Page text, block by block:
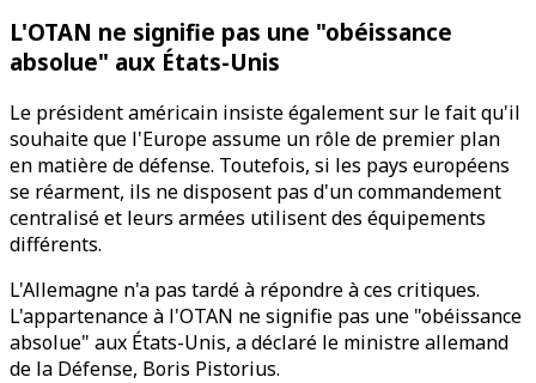
L'OTAN ne signifie pas une "obéissance
absolue" aux États-Unis
Le président américain insiste également sur le fait qu'il
souhaite que l'Europe assume un rôle de premier plan
en matière de défense. Toutefois, si les pays européens
se réarment, ils ne disposent pas d'un commandement
centralisé et leurs armées utilisent des équipements
différents.
L'Allemagne n'a pas tardé à répondre à ces critiques.
L'appartenance à l'OTAN ne signifie pas une "obéissance
absolue" aux États-Unis, a déclaré le ministre allemand
de la Défense, Boris Pistorius.